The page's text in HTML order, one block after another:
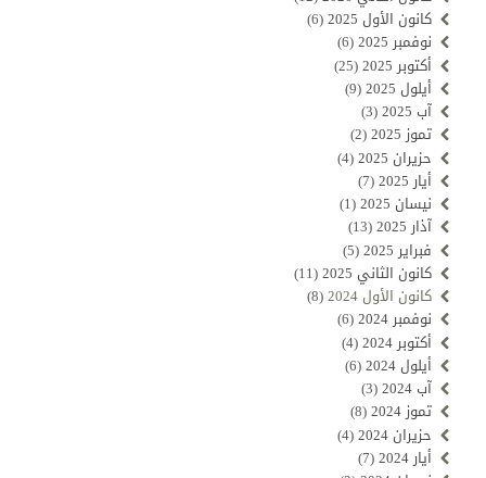
كانون الأول 2025
(6)
نوفمبر 2025
(6)
أكتوبر 2025
(25)
أيلول 2025
(9)
آب 2025
(3)
تموز 2025
(2)
حزيران 2025
(4)
أيار 2025
(7)
نيسان 2025
(1)
آذار 2025
(13)
فبراير 2025
(5)
كانون الثاني 2025
(11)
كانون الأول 2024
(8)
نوفمبر 2024
(6)
أكتوبر 2024
(4)
أيلول 2024
(6)
آب 2024
(3)
تموز 2024
(8)
حزيران 2024
(4)
أيار 2024
(7)